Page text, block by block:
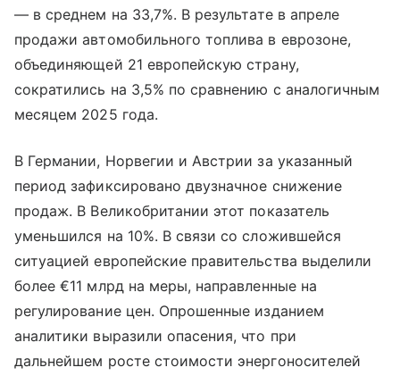
— в среднем на 33,7%. В результате в апреле
продажи автомобильного топлива в еврозоне,
объединяющей 21 европейскую страну,
сократились на 3,5% по сравнению с аналогичным
месяцем 2025 года.
В Германии, Норвегии и Австрии за указанный
период зафиксировано двузначное снижение
продаж. В Великобритании этот показатель
уменьшился на 10%. В связи со сложившейся
ситуацией европейские правительства выделили
более €11 млрд на меры, направленные на
регулирование цен. Опрошенные изданием
аналитики выразили опасения, что при
дальнейшем росте стоимости энергоносителей